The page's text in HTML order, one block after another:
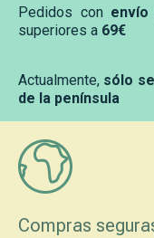
Pedidos con
superiores a 69€
Actualmente, sólo
de la península
Compras